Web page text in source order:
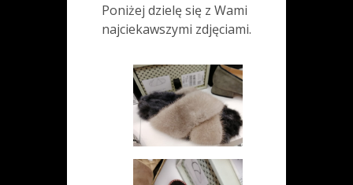
Poniżej dzielę się z Wami
najciekawszymi zdjęciami.